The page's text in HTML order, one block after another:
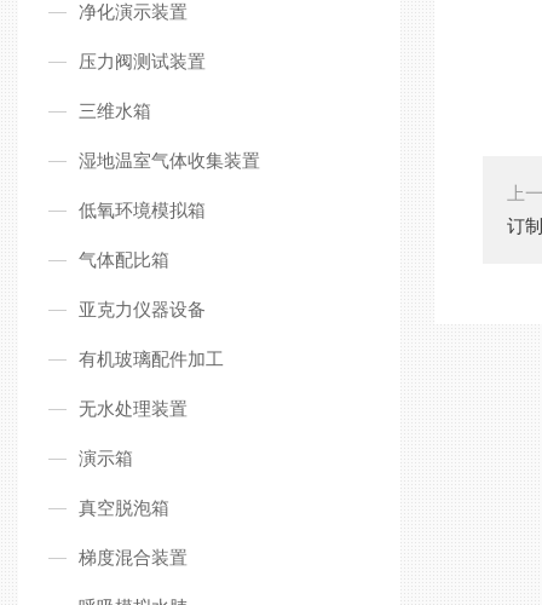
净化演示装置
压力阀测试装置
三维水箱
湿地温室气体收集装置
低氧环境模拟箱
气体配比箱
亚克力仪器设备
有机玻璃配件加工
无水处理装置
演示箱
真空脱泡箱
梯度混合装置
上
订